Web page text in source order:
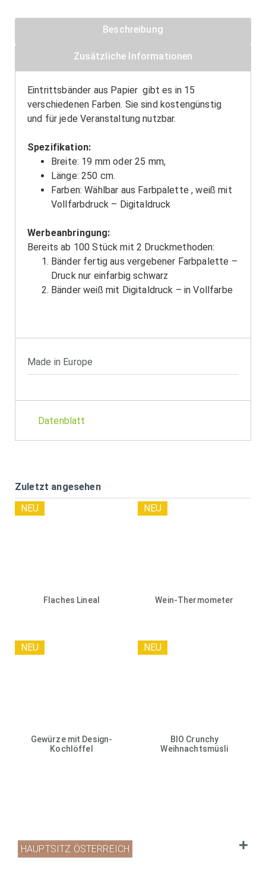
Beschreibung
Zusätzliche Informationen
Eintrittsbänder aus Papier gibt es in 15
verschiedenen Farben. Sie sind kostengünstig
und für jede Veranstaltung nutzbar.
Spezifikation:
Breite: 19 mm oder 25 mm,
Länge: 250 cm.
Farben: Wählbar aus Farbpalette , weiß mit
Vollfarbdruck – Digitaldruck
Werbeanbringung:
Bereits ab 100 Stück mit 2 Druckmethoden:
Bänder fertig aus vergebener Farbpalette –
Druck nur einfarbig schwarz
Bänder weiß mit Digitaldruck – in Vollfarbe
Made in Europe
Datenblatt
Zuletzt angesehen
Flaches Lineal
NEU
Wein-Thermometer
NEU
Gewürze mit Design-
Kochlöffel
NEU
BIO Crunchy
Weihnachtsmüsli
NEU
HAUPTSITZ ÖSTERREICH